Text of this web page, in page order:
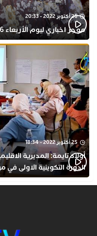
26 أكتوبر 2022 - 20:33
موجز اخباري ليوم الأربعاء 26 أكتوبر 2022
25 أكتوبر 2022 - 18:34
الدورة التكوينية الاولى
بمركز التكوين ثانوية الحسن